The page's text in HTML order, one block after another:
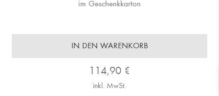
im Geschenkkarton
IN DEN WARENKORB
114,90 €
inkl. MwSt.